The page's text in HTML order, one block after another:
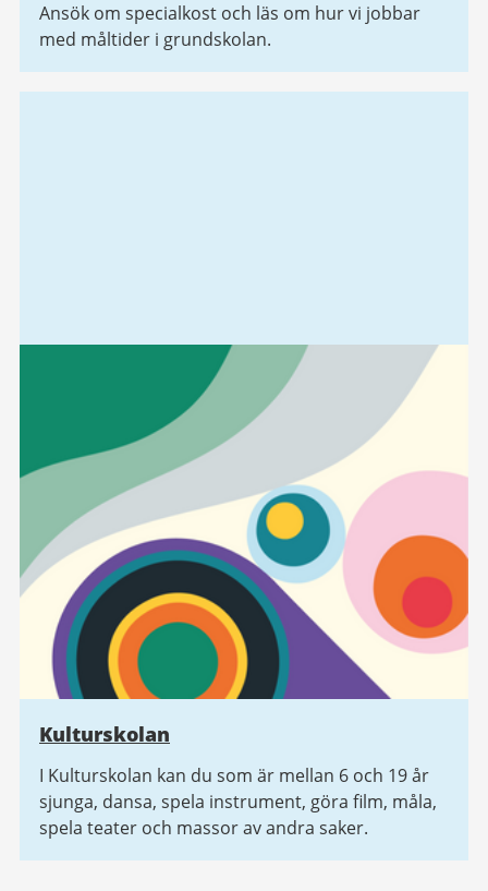
Ansök om specialkost och läs om hur vi jobbar
med måltider i grundskolan.
Kulturskolan
I Kulturskolan kan du som är mellan 6 och 19 år
sjunga, dansa, spela instrument, göra film, måla,
spela teater och massor av andra saker.